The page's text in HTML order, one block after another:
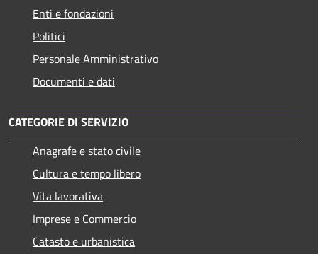
Enti e fondazioni
Politici
Personale Amministrativo
Documenti e dati
CATEGORIE DI SERVIZIO
Anagrafe e stato civile
Cultura e tempo libero
Vita lavorativa
Imprese e Commercio
Catasto e urbanistica